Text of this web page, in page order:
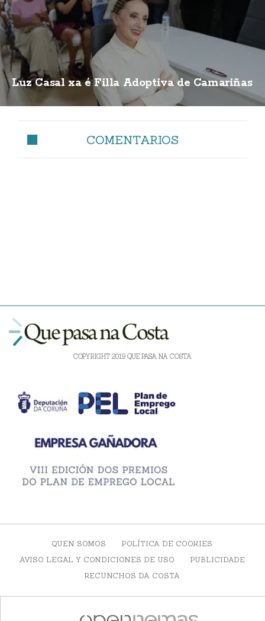
Luz Casal xa é Filla Adoptiva de Camariñas
COMENTARIOS
COPYRIGHT 2019 QUE PASA NA COSTA
QUEN SOMOS
POLÍTICA DE COOKIES
AVISO LEGAL Y CONDICIONES DE USO
PUBLICIDADE
RECUNCHOS DA COSTA